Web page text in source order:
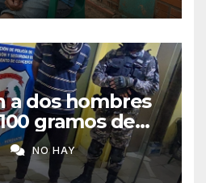
a dos hombres
gramos de
en
NO HAY